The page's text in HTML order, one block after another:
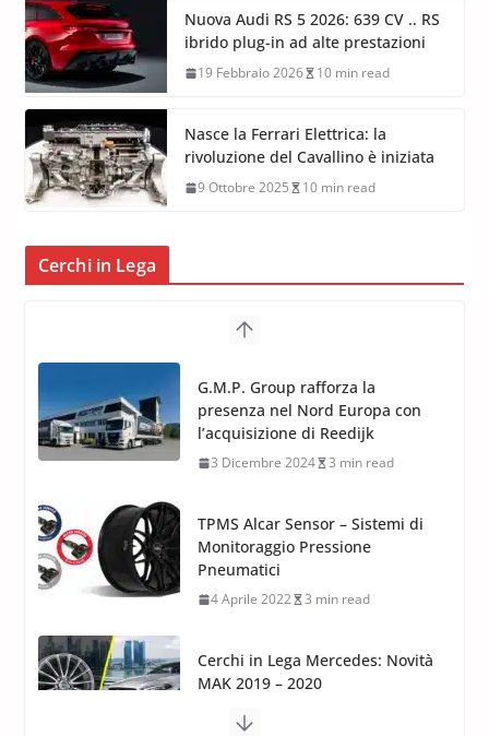
Nuova Audi RS 5 2026: 639 CV .. RS
ibrido plug-in ad alte prestazioni
19 Febbraio 2026 10 min read
Nasce la Ferrari Elettrica: la
rivoluzione del Cavallino è iniziata
9 Ottobre 2025 10 min read
Cerchi in Lega
TPMS Alcar Sensor – Sistemi di
Monitoraggio Pressione
Pneumatici
4 Aprile 2022 3 min read
Cerchi in Lega Mercedes: Novità
MAK 2019 – 2020
16 Settembre 2019
MAK FIVESTAR (2019)
24 Luglio 2019 1 min read